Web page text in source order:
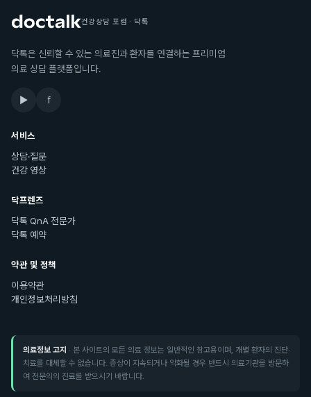
건강상담 포럼 · 닥톡
닥톡은 신뢰할 수 있는 의료진과 환자를 연결하는 프리미엄
의료 상담 플랫폼입니다.
▶ f
서비스
상담·질문
건강 영상
닥프렌즈
닥톡 QnA 전문가
닥톡 예약
약관 및 정책
이용약관
개인정보처리방침
의료정보 고지 · 본 사이트의 모든 의료 정보는 일반적인 참고용이며, 개별 환자의 진단·
치료를 대체할 수 없습니다. 증상이 지속되거나 악화될 경우 반드시 의료기관을 방문하
여 전문의의 진료를 받으시기 바랍니다.